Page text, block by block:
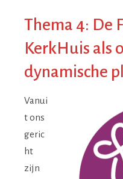
Thema 4: De
KerkHuis als
dynamische
Vanui
t ons
geric
ht
zijn